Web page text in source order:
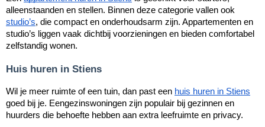
alleenstaanden en stellen. Binnen deze categorie vallen ook
studio’s, die compact en onderhoudsarm zijn. Appartementen en
studio’s liggen vaak dichtbij voorzieningen en bieden comfortabel
zelfstandig wonen.
Huis huren in Stiens
Wil je meer ruimte of een tuin, dan past een huis huren in Stiens
goed bij je. Eengezinswoningen zijn populair bij gezinnen en
huurders die behoefte hebben aan extra leefruimte en privacy.